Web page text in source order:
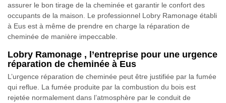
assurer le bon tirage de la cheminée et garantir le confort des
occupants de la maison. Le professionnel Lobry Ramonage établi
à Eus est à même de prendre en charge la réparation de
cheminée de manière impeccable.
Lobry Ramonage , l’entreprise pour une urgence
réparation de cheminée à Eus
L’urgence réparation de cheminée peut être justifiée par la fumée
qui reflue. La fumée produite par la combustion du bois est
rejetée normalement dans l’atmosphère par le conduit de